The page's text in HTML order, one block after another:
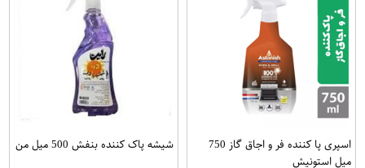
اسپری پا کننده فر و اجاق گاز 750
میل استونیش
شیشه پاک کننده بنفش 500 میل من